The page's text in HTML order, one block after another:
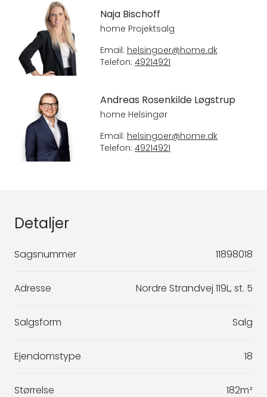
Naja Bischoff
home Projektsalg
Email: helsingoer@home.dk
Telefon: 49214921
Andreas Rosenkilde Løgstrup
home Helsingør
Email: helsingoer@home.dk
Telefon: 49214921
Detaljer
Sagsnummer 11898018
Adresse Nordre Strandvej 119L, st. 5
Salgsform Salg
Ejendomstype 18
Størrelse 182m²